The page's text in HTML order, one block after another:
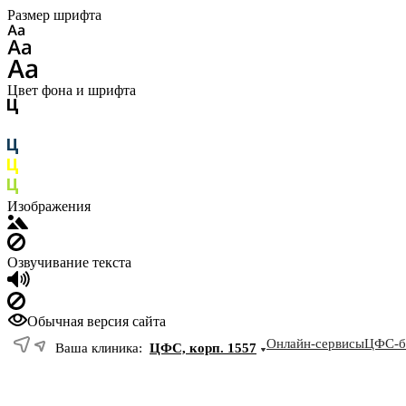
Размер шрифта
Цвет фона и шрифта
Изображения
Озвучивание текста
Обычная версия сайта
Ваша клиника: ЦФС, корп. 1557 Онлайн-сервисыЦФС-